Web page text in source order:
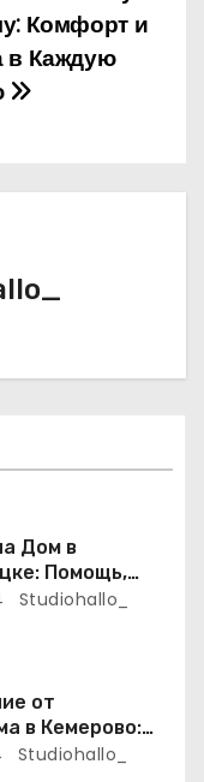
Комфорт и
в Каждую
Дом в
Помощь,
Рядом
Studiohallo_
от
в Кемерово:
Studiohallo_